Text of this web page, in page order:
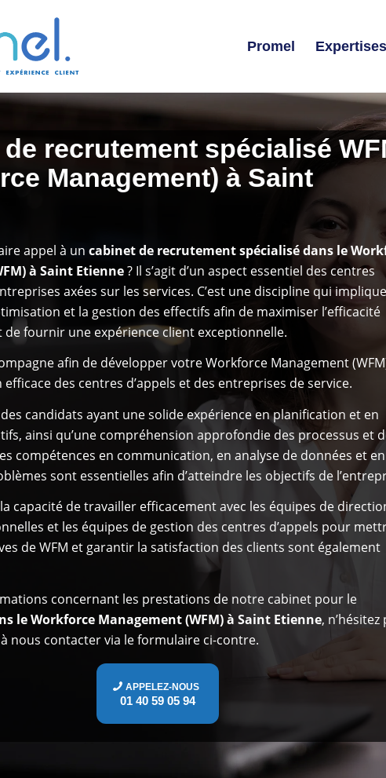
Promel Expertises
recrutement spécialisé
Management) à Saint
appel à un cabinet de recrutement spécialisé dans le
à Saint Etienne? Il s’agit d’un aspect essentiel des centres
axées sur les services. C’est une discipline qui
et la gestion des effectifs afin de maximiser l’efficacité
fournir une expérience client exceptionnelle.
afin de développer votre Workforce Management
des centres d’appels et des entreprises de service.
candidats ayant une solide expérience en planification et en
ainsi qu’une compréhension approfondie des processus et
compétences en communication, en analyse de données et en
sont essentielles afin d’atteindre les objectifs de
capacité de travailler efficacement avec les équipes de
et les équipes de gestion des centres d’appels pour
de WFM et garantir la satisfaction des clients sont également
concernant les prestations de notre cabinet pour le
le Workforce Management (WFM) à Saint Etienne, n’hésitez
nous contacter via le formulaire ci-contre.
APPELEZ-NOUS
01 40 59 05 94